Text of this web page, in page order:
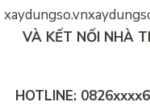
xaydungso.vn
VÀ KẾT NỐI NHÀ
HOTLINE: